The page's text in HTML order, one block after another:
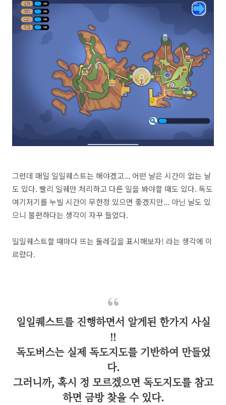
그런데 매일 일일퀘스트는 해야겠고... 어떤 날은 시간이 없는 날
도 있다. 빨리 일퀘만 처리하고 다른 일을 봐야할 때도 있다. 독도
여기저기를 누빌 시간이 무한정 있으면 좋겠지만... 아닌 날도 있
으니 불편하다는 생각이 자꾸 들었다.
일일퀘스트할 때마다 뜨는 둘레길을 표시해보자! 라는 생각에 이
르렀다.
일일퀘스트를 진행하면서 알게된 한가지 사실
!!
독도버스는 실제 독도지도를 기반하여 만들었
다.
그러니까, 혹시 정 모르겠으면 독도지도를 참고
하면 금방 찾을 수 있다.